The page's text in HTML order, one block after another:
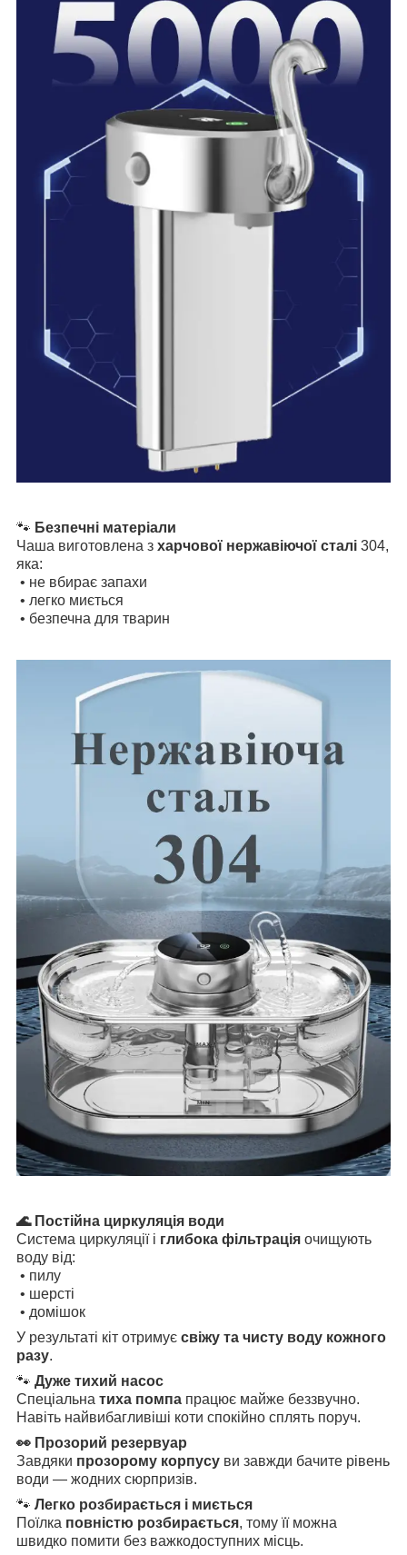
🐾 Безпечні матеріали
Чаша виготовлена з харчової нержавіючої сталі 304,
яка:
• не вбирає запахи
• легко миється
• безпечна для тварин
🌊 Постійна циркуляція води
Система циркуляції і глибока фільтрація очищують
воду від:
• пилу
• шерсті
• домішок
У результаті кіт отримує свіжу та чисту воду кожного
разу.
🐾 Дуже тихий насос
Спеціальна тиха помпа працює майже беззвучно.
Навіть найвибагливіші коти спокійно сплять поруч.
👀 Прозорий резервуар
Завдяки прозорому корпусу ви завжди бачите рівень
води — жодних сюрпризів.
🐾 Легко розбирається і миється
Поїлка повністю розбирається, тому її можна
швидко помити без важкодоступних місць.